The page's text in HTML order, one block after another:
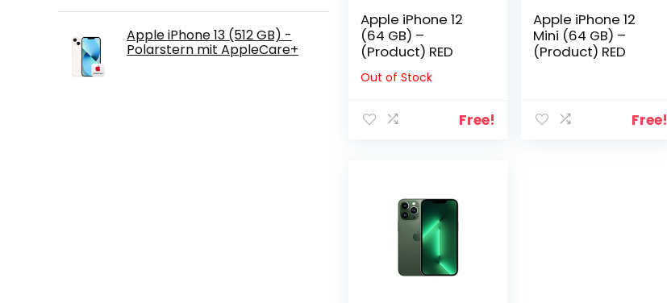
Apple iPhone 13 (512 GB) -
Polarstern mit AppleCare+
Apple iPhone 12
(64 GB) –
(Product) RED
Out of Stock
Free!
Apple iPhone 12
Mini (64 GB) –
(Product) RED
Free!